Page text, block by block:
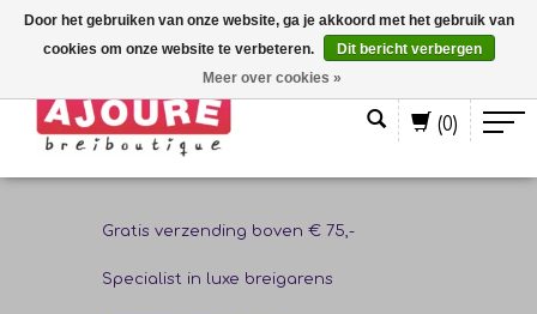
(0)
Gratis verzending boven € 75,-
Specialist in luxe breigarens
Door het gebruiken van onze website, ga je akkoord met het gebruik van
cookies om onze website te verbeteren.
Dit bericht verbergen
Meer over cookies »